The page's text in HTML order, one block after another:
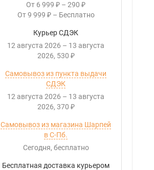
От 6 999 ₽ – 290 ₽
От 9 999 ₽ – Бесплатно
Курьер СДЭК
12 августа 2026 – 13 августа
2026 530 ₽
Самовывоз из пункта выдачи
СДЭК
12 августа 2026 – 13 августа
2026 370 ₽
Самовывоз из магазина Шарпей
в С-Пб.
Сегодня
Бесплатно
Бесплатная доставка курьером